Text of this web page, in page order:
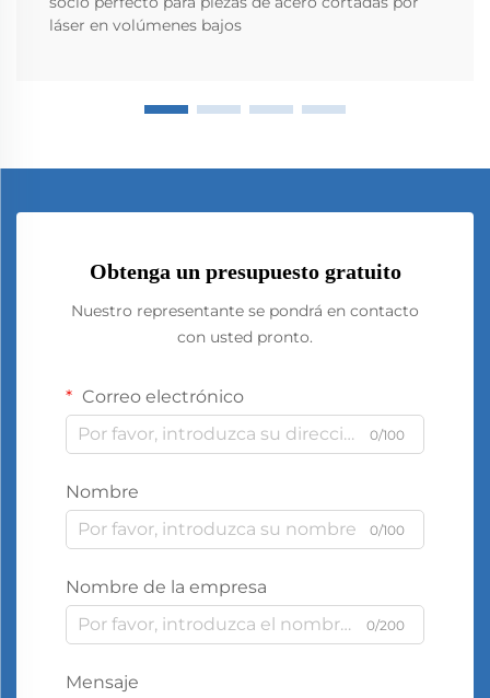
láser en volúmenes bajos
Obtenga un presupuesto gratuito
Nuestro representante se pondrá en contacto
con usted pronto.
Correo electrónico
0/100
Nombre
0/100
Nombre de la empresa
0/200
Mensaje